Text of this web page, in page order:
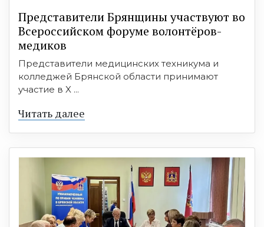
Представители Брянщины участвуют во
Всероссийском форуме волонтёров-
медиков
Представители медицинских техникума и
колледжей Брянской области принимают
участие в X ...
Читать далее